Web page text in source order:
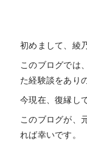
初めまして、綾
このブログでは
た経験談をあり
今現在、復縁し
このブログが、
れば幸いです。